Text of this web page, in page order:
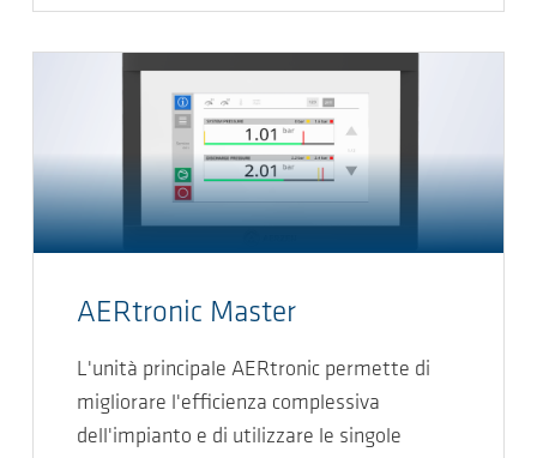
AERtronic Master
L'unità principale AERtronic permette di
migliorare l'efficienza complessiva
dell'impianto e di utilizzare le singole